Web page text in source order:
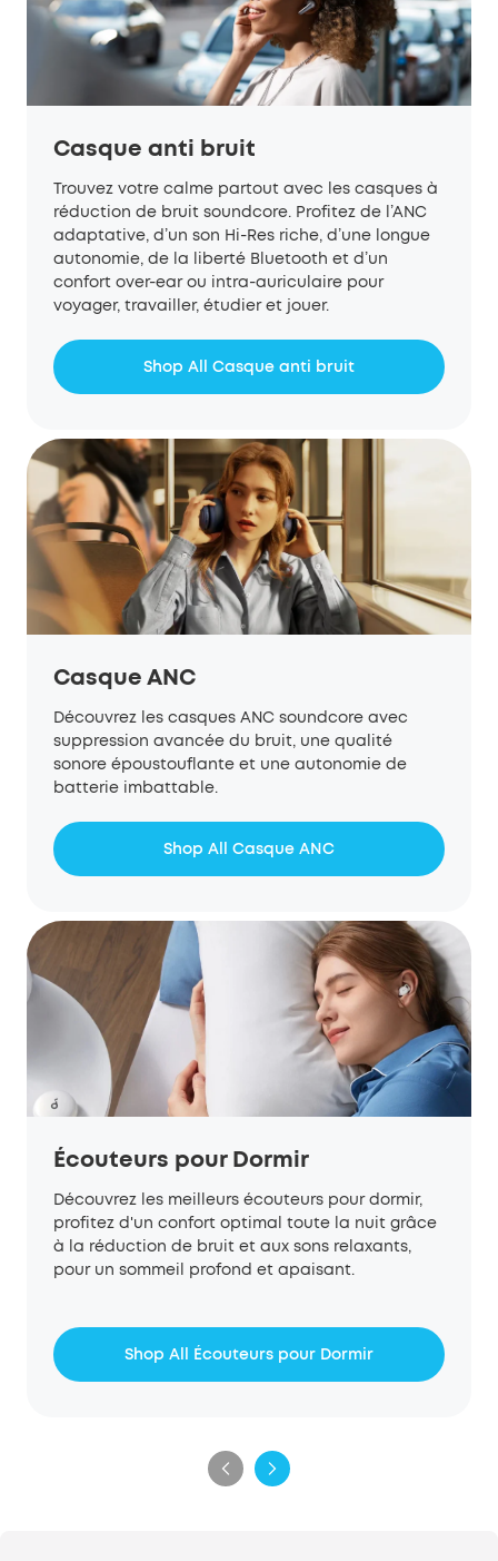
Casque anti bruit
Trouvez votre calme partout avec les casques à
réduction de bruit soundcore. Profitez de l’ANC
adaptative, d’un son Hi-Res riche, d’une longue
autonomie, de la liberté Bluetooth et d’un
confort over-ear ou intra-auriculaire pour
voyager, travailler, étudier et jouer.
Shop All Casque anti bruit
Casque ANC
Découvrez les casques ANC soundcore avec
suppression avancée du bruit, une qualité
sonore époustouflante et une autonomie de
batterie imbattable.
Shop All Casque ANC
Écouteurs pour Dormir
Découvrez les meilleurs écouteurs pour dormir,
profitez d'un confort optimal toute la nuit grâce
à la réduction de bruit et aux sons relaxants,
pour un sommeil profond et apaisant.
Shop All Écouteurs pour Dormir